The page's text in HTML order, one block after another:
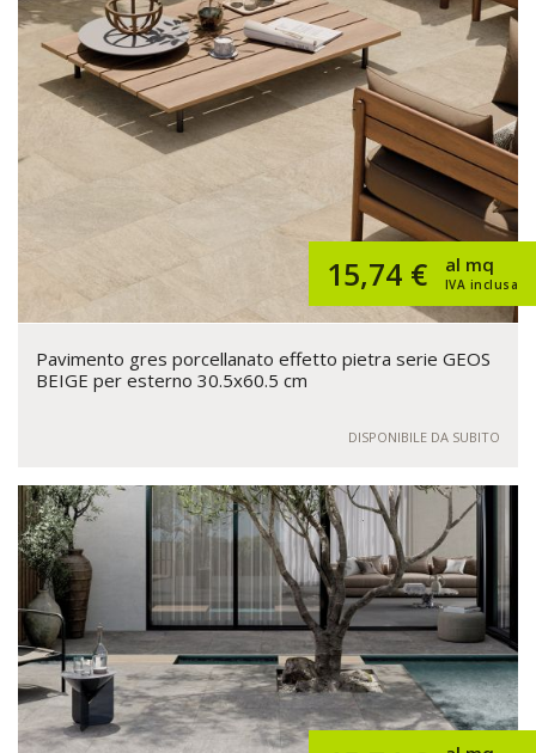
15,74 € IVA inclusa
al mq
Pavimento gres porcellanato effetto pietra serie GEOS
BEIGE per esterno 30.5x60.5 cm
DISPONIBILE DA SUBITO